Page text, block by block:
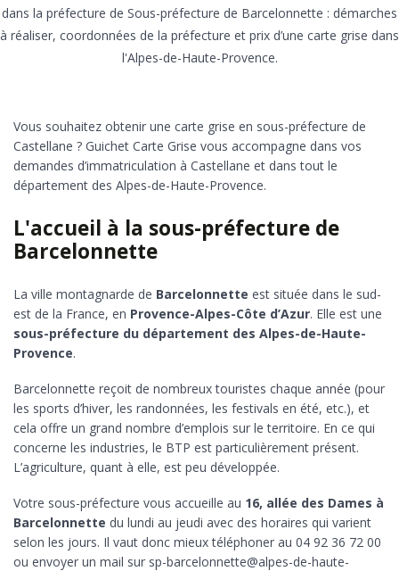
dans la préfecture de Sous-préfecture de Barcelonnette : démarches
à réaliser, coordonnées de la préfecture et prix d’une carte grise dans
l'Alpes-de-Haute-Provence.
Vous souhaitez obtenir une carte grise en sous-préfecture de
Castellane ? Guichet Carte Grise vous accompagne dans vos
demandes d’immatriculation à Castellane et dans tout le
département des Alpes-de-Haute-Provence.
L'accueil à la sous-préfecture de
Barcelonnette
La ville montagnarde de Barcelonnette est située dans le sud-
est de la France, en Provence-Alpes-Côte d’Azur. Elle est une
sous-préfecture du département des Alpes-de-Haute-
Provence.
Barcelonnette reçoit de nombreux touristes chaque année (pour
les sports d’hiver, les randonnées, les festivals en été, etc.), et
cela offre un grand nombre d’emplois sur le territoire. En ce qui
concerne les industries, le BTP est particulièrement présent.
L’agriculture, quant à elle, est peu développée.
Votre sous-préfecture vous accueille au 16, allée des Dames à
Barcelonnette du lundi au jeudi avec des horaires qui varient
selon les jours. Il vaut donc mieux téléphoner au 04 92 36 72 00
ou envoyer un mail sur sp-barcelonnette@alpes-de-haute-